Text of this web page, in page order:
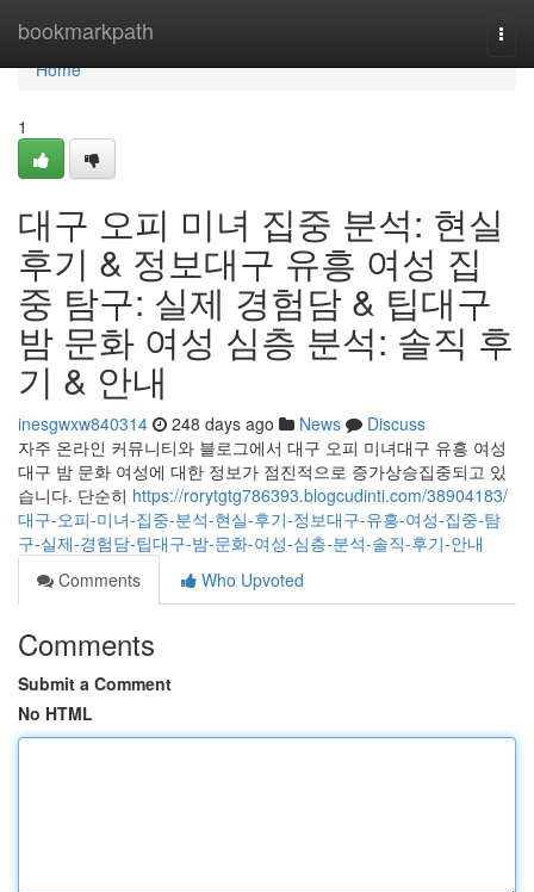
bookmarkpath
Home
Home
1
대구 오피 미녀 집중 분석: 현실
후기 & 정보대구 유흥 여성 집
중 탐구: 실제 경험담 & 팁대구
밤 문화 여성 심층 분석: 솔직 후
기 & 안내
inesgwxw840314 248 days ago News
Discuss
자주 온라인 커뮤니티와 블로그에서 대구 오피 미녀대구 유흥 여성
대구 밤 문화 여성에 대한 정보가 점진적으로 증가상승집중되고 있
습니다. 단순히 https://rorytgtg786393.blogcudinti.com/38904183/
대구-오피-미녀-집중-분석-현실-후기-정보대구-유흥-여성-집중-탐
구-실제-경험담-팁대구-밤-문화-여성-심층-분석-솔직-후기-안내
Comments
Who Upvoted
Comments
Submit a Comment
No HTML